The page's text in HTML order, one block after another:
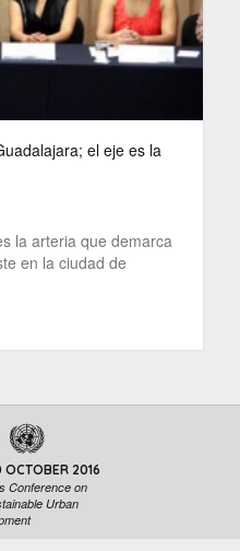
el eje es la
la arteria que demarca
en la ciudad de
OCTOBER 2016
Conference on
Urban